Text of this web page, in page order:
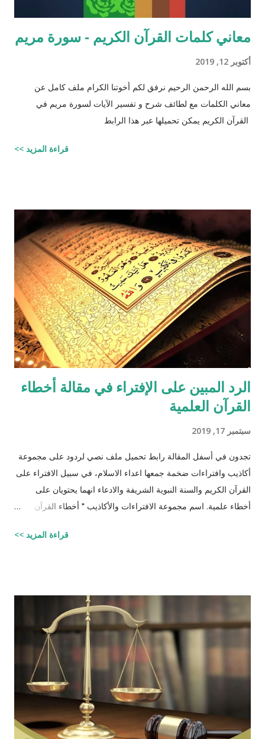
معاني كلمات القرآن الكريم - سورة مريم
أكتوبر 12, 2019
بسم الله الرحمن الرحيم نرفق لكم أخوتنا الكرام ملف كامل عن
معاني الكلمات مع لطائف شرح و تفسير الآيات لسورة مريم في
القرآن الكريم يمكن تحميلها عبر هذا الرابط
قراءة المزيد >>
الرد المبين على الإفتراء في مقالة أخطاء
القرآن العلمية
سبتمبر 17, 2019
تجدون في أسفل المقالة رابط تحميل ملف نصي لردود على مجموعة
أكاذيب وافتراءات ضخمة جمعها اعداء الاسلام، في سبيل الافتراء على
القرآن الكريم والسنة النبوية الشريفة والادعاء انهما يحتويان على
أخطاء علمية. اسم مجموعة الافتراءات والأكاذيب " أخطاء القرآن
واتبعته بردٍ يليه . راجيًا أن يكون ذلك في ميزان حسناتي ، ولا تنسوني
قراءة المزيد >>